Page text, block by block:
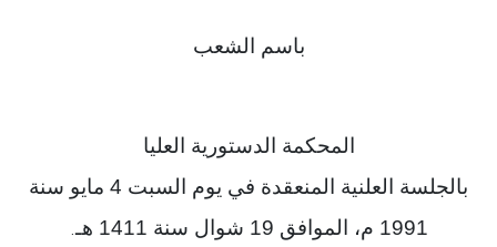
باسم الشعب
المحكمة الدستورية العليا
بالجلسة العلنية المنعقدة في يوم السبت 4 مايو سنة
1991 م، الموافق 19 شوال سنة 1411 هـ
.